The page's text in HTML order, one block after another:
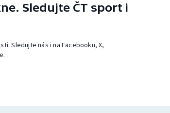
Sledujte ČT sport i
Sledujte nás i na Facebooku, X,